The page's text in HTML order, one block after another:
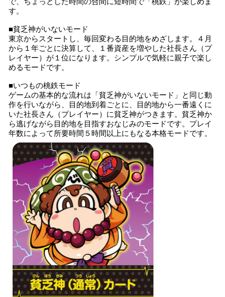
す。
■貧乏神がいないモード
東京からスタートし、毎回変わる目的地をめざします。４月
から１年ごとに決算して、１番資産を増やした社長さん（プ
レイヤー）が１位になります。シンプルで気軽に親子で楽し
めるモードです。
■いつもの桃鉄モード
ゲームの基本的な流れは「貧乏神がいないモード」と同じ動
作を行いながら、目的地到着ごとに、目的地から一番遠くに
いた社長さん（プレイヤー）に貧乏神がつきます。貧乏神か
ら逃げながら目的地を目指すおなじみのモードです。プレイ
年数によって所要時間５時間以上にもなる本格モードです。